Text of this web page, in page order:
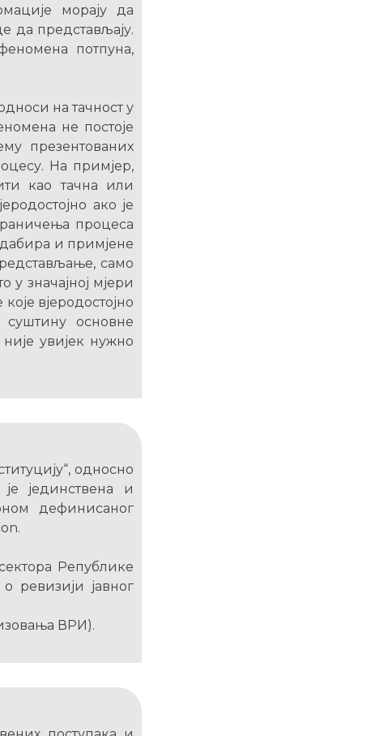
морају да
да представљају.
потпуна,
на тачност у
не постоје
презентованих
На примјер,
као тачна или
ако је
процеса
и примјене
само
значајној мјери
вјеродостојно
основне
увијек нужно
односно
је јединствена и
дефинисаног
Републике
ревизији јавног
ВРИ).